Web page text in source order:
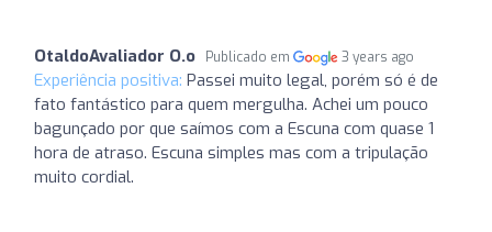
OtaldoAvaliador O.o Publicado em 3 years ago
Experiência positiva: Passei muito legal, porém só é de
fato fantástico para quem mergulha. Achei um pouco
bagunçado por que saímos com a Escuna com quase 1
hora de atraso. Escuna simples mas com a tripulação
muito cordial.